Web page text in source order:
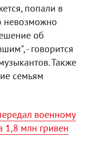
попали в
невозможно
об
- говорится
Также
семьям
военному
1,8 млн гривен